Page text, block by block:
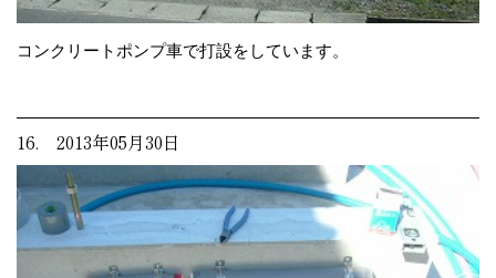
コンクリートポンプ車で打設をしています。
16. 2013年05月30日